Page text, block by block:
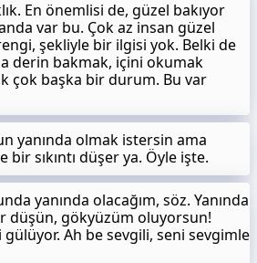
En önemlisi de, güzel bakıyor
var bu. Çok az insan güzel
şekliyle bir ilgisi yok. Belki de
derin bakmak, içini okumak
çok başka bir durum. Bu var
yanında olmak istersin ama
bir sıkıntı düşer ya. Öyle işte.
yanında olacağım, söz. Yanında
düşün, gökyüzüm oluyorsun!
Ah be sevgili, seni sevgimle